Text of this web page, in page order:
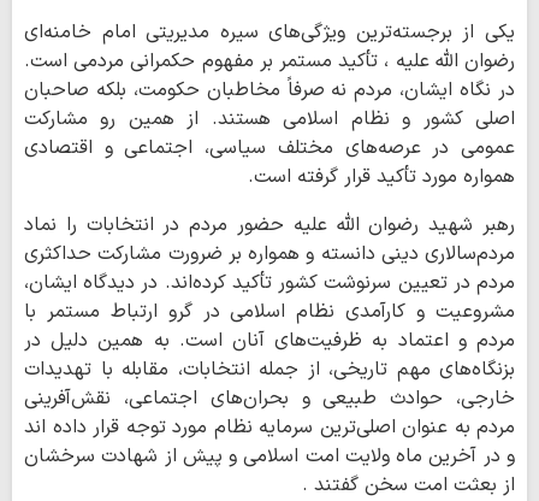
یکی از برجسته‌ترین ویژگی‌های سیره مدیریتی امام خامنه‌ای
رضوان الله علیه ، تأکید مستمر بر مفهوم حکمرانی مردمی است.
در نگاه ایشان، مردم نه صرفاً مخاطبان حکومت، بلکه صاحبان
اصلی کشور و نظام اسلامی هستند. از همین رو مشارکت
عمومی در عرصه‌های مختلف سیاسی، اجتماعی و اقتصادی
همواره مورد تأکید قرار گرفته است.
رهبر شهید رضوان الله علیه حضور مردم در انتخابات را نماد
مردم‌سالاری دینی دانسته و همواره بر ضرورت مشارکت حداکثری
مردم در تعیین سرنوشت کشور تأکید کرده‌اند. در دیدگاه ایشان،
مشروعیت و کارآمدی نظام اسلامی در گرو ارتباط مستمر با
مردم و اعتماد به ظرفیت‌های آنان است. به همین دلیل در
بزنگاه‌های مهم تاریخی، از جمله انتخابات، مقابله با تهدیدات
خارجی، حوادث طبیعی و بحران‌های اجتماعی، نقش‌آفرینی
مردم به عنوان اصلی‌ترین سرمایه نظام مورد توجه قرار داده اند
و در آخرین ماه ولایت امت اسلامی و پیش از شهادت سرخشان
از بعثت امت سخن گفتند .